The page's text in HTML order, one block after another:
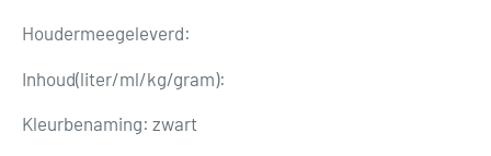
Houdermeegeleverd:
Inhoud(liter/ml/kg/gram):
Kleurbenaming: zwart